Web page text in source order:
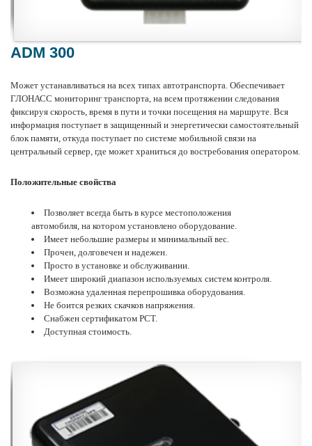
ADM 300
Может устанавливаться на всех типах автотранспорта. Обеспечивает
ГЛОНАСС мониторинг транспорта, на всем протяжении следования
фиксируя скорость, время в пути и точки посещения на маршруте. Вся
информация поступает в защищенный и энергетически самостоятельный
блок памяти, откуда поступает по системе мобильной связи на
центральный сервер, где может храниться до востребования оператором.
Положительные свойства
Позволяет всегда быть в курсе местоположения
автомобиля, на котором установлено оборудование.
Имеет небольшие размеры и минимальный вес.
Прочен, долговечен и надежен.
Просто в установке и обслуживании.
Имеет широкий диапазон используемых систем контроля.
Возможна удаленная перепрошивка оборудования.
Не боится резких скачков напряжения.
Снабжен сертификатом РСТ.
Доступная стоимость.